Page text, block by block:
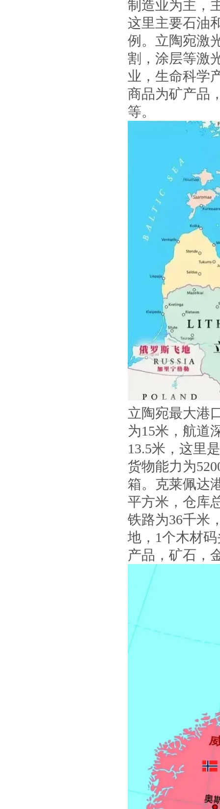
制造业为主，
这里主要石油
例。立陶宛激
割，涂层等激
业，生命科学
商品为矿产品
等。
立陶宛最大港
为15米，航道
13.5米，这里
货物能力为
箱。克莱佩达
平方米，仓库
铁路为36千米
地，1个木材
产品，矿石，